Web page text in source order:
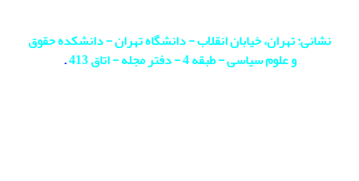
نشانی: تهران، خیابان انقلاب - دانشگاه تهران - دانشکده حقوق
و علوم سیاسی - طبقه 4 - دفتر مجله - اتاق 413
.